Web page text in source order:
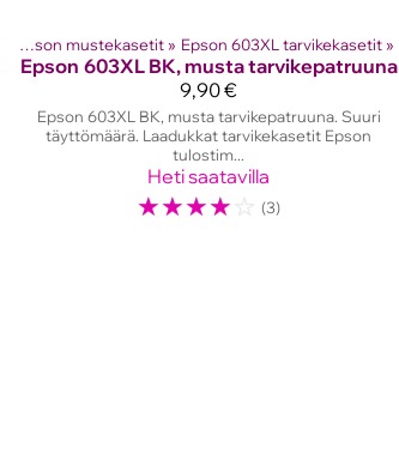
Epson mustekasetit ‪» Epson 603XL tarvikekasetit ‪»
Epson 603XL BK, musta tarvikepatruuna
9,90 €
Epson 603XL BK, musta tarvikepatruuna. Suuri
täyttömäärä. Laadukkat tarvikekasetit Epson
tulostim...
Heti saatavilla
☆☆☆☆☆ (3)
Tuotteet‪» Mustesuihkutulostinten kasetit